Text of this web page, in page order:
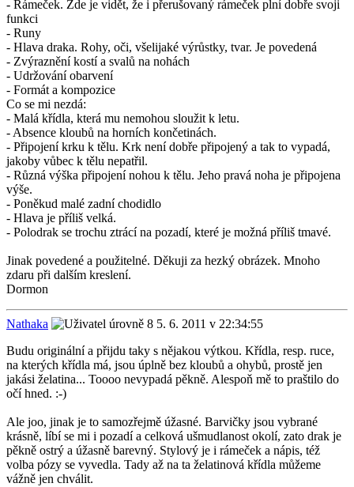
- Rámeček. Zde je vidět, že i přerušovaný rámeček plní dobře svoji
funkci
- Runy
- Hlava draka. Rohy, oči, všelijaké výrůstky, tvar. Je povedená
- Zvýraznění kostí a svalů na nohách
- Udržování obarvení
- Formát a kompozice
Co se mi nezdá:
- Malá křídla, která mu nemohou sloužit k letu.
- Absence kloubů na horních končetinách.
- Připojení krku k tělu. Krk není dobře připojený a tak to vypadá,
jakoby vůbec k tělu nepatřil.
- Různá výška připojení nohou k tělu. Jeho pravá noha je připojena
výše.
- Poněkud malé zadní chodidlo
- Hlava je příliš velká.
- Polodrak se trochu ztrácí na pozadí, které je možná příliš tmavé.
Jinak povedené a použitelné. Děkuji za hezký obrázek. Mnoho
zdaru při dalším kreslení.
Dormon
Nathaka
5. 6. 2011 v 22:34:55
Budu originální a přijdu taky s nějakou výtkou. Křídla, resp. ruce,
na kterých křídla má, jsou úplně bez kloubů a ohybů, prostě jen
jakási želatina... Toooo nevypadá pěkně. Alespoň mě to praštilo do
očí hned. :-)
Ale joo, jinak je to samozřejmě úžasné. Barvičky jsou vybrané
krásně, líbí se mi i pozadí a celková ušmudlanost okolí, zato drak je
pěkně ostrý a úžasně barevný. Stylový je i rámeček a nápis, též
volba pózy se vyvedla. Tady až na ta želatinová křídla můžeme
vážně jen chválit.